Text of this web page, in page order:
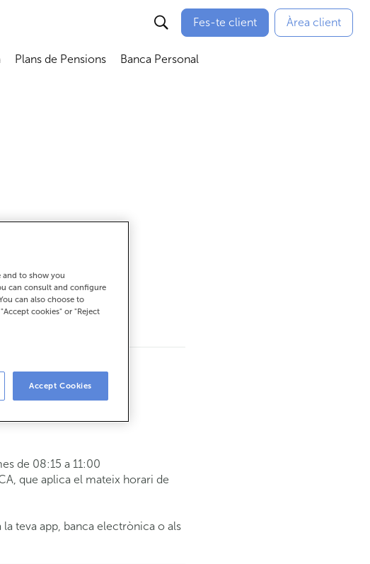
Fes-te client Àrea client
Abrir submenú
Plans de Pensions
Abrir submenú
Banca Personal
arribar
de 08:15 a 11:00
que aplica el mateix horari de
teva app, banca electrònica o als
and to show you
can consult and configure
can also choose to
cookies" or "Reject
Accept Cookies